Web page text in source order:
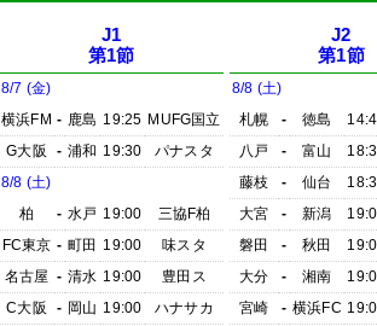
J1
第1節
8/7 (金)
横浜FM - 鹿島 19:25 MUFG国立
G大阪
- 浦和 19:30
パナスタ
8/8 (土)
柏
- 水戸 19:00
三協F柏
FC東京 - 町田 19:00
味スタ
名古屋 - 清水 19:00
豊田ス
C大阪
- 岡山 19:00
ハナサカ
J2
第1節
8/8 (土)
札幌
- 徳島
八戸
- 富山
藤枝
- 仙台
大宮
- 新潟
磐田
- 秋田
大分
- 湘南
宮崎
- 横浜FC